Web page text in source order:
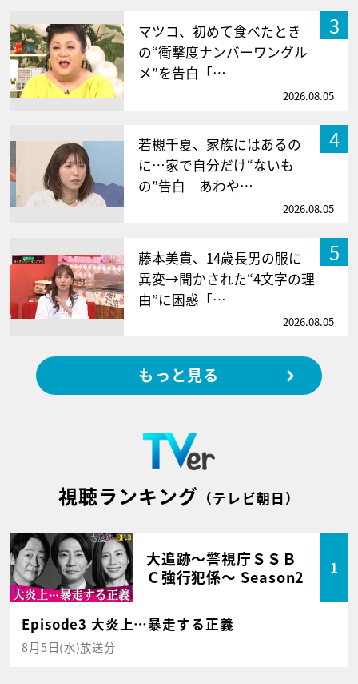
3
マツコ、初めて食べたとき
の“衝撃度ナンバーワングル
メ”を告白「…
2026.08.05
4
若槻千夏、家族にはあるの
に…家で自分だけ“ないも
の”告白 あわや…
2026.08.05
5
藤本美貴、14歳長男の服に
異変→聞かされた“4文字の理
由”に困惑「…
2026.08.05
もっと見る
視聴ランキング （テレビ朝日）
大追跡～警視庁ＳＳＢ
Ｃ強行犯係～ Season2
1
Episode3 大炎上…暴走する正義
8月5日(水)放送分